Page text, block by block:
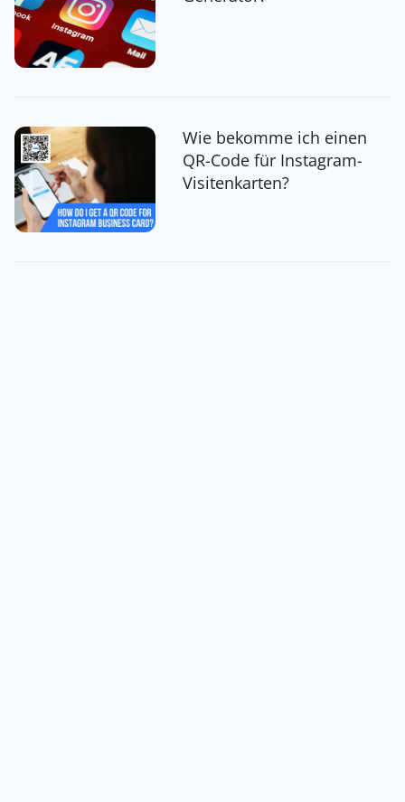
Wie bekomme ich einen
QR-Code für Instagram-
Visitenkarten?